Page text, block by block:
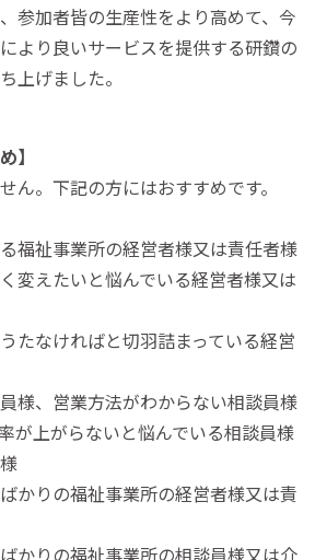
参加者皆の生産性をより高めて、今
より良いサービスを提供する研鑽の
上げました。
】
ん。下記の方にはおすすめです。
福祉事業所の経営者様又は責任者様
変えたいと悩んでいる経営者様又は
たなければと切羽詰まっている経営
様、営業方法がわからない相談員様
が上がらないと悩んでいる相談員様
かりの福祉事業所の経営者様又は責
かりの福祉事業所の相談員様又は介